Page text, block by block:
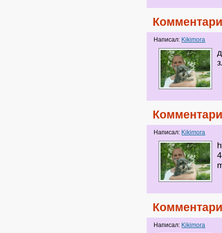
Написал: Kikimora
Написал: Kikimora
Написал: Kikimora